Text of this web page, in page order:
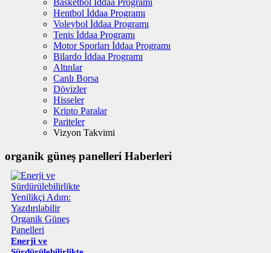
Basketbol İddaa Programı
Hentbol İddaa Programı
Voleybol İddaa Programı
Tenis İddaa Programı
Motor Sporları İddaa Programı
Bilardo İddaa Programı
Altınlar
Canlı Borsa
Dövizler
Hisseler
Kripto Paralar
Pariteler
Vizyon Takvimi
organik güneş panelleri Haberleri
Enerji ve